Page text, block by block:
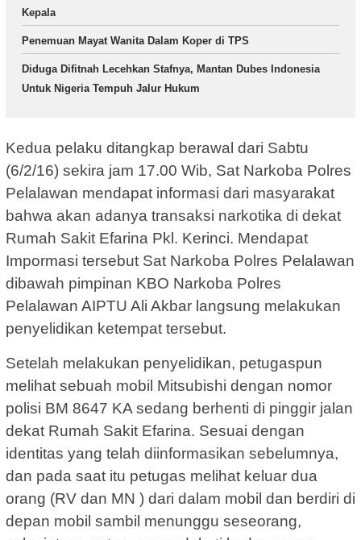
Kepala
Penemuan Mayat Wanita Dalam Koper di TPS
Diduga Difitnah Lecehkan Stafnya, Mantan Dubes Indonesia
Untuk Nigeria Tempuh Jalur Hukum
Kedua pelaku ditangkap berawal dari Sabtu
(6/2/16) sekira jam 17.00 Wib, Sat Narkoba Polres
Pelalawan mendapat informasi dari masyarakat
bahwa akan adanya transaksi narkotika di dekat
Rumah Sakit Efarina Pkl. Kerinci. Mendapat
Impormasi tersebut Sat Narkoba Polres Pelalawan
dibawah pimpinan KBO Narkoba Polres
Pelalawan AIPTU Ali Akbar langsung melakukan
penyelidikan ketempat tersebut.
Setelah melakukan penyelidikan, petugaspun
melihat sebuah mobil Mitsubishi dengan nomor
polisi BM 8647 KA sedang berhenti di pinggir jalan
dekat Rumah Sakit Efarina. Sesuai dengan
identitas yang telah diinformasikan sebelumnya,
dan pada saat itu petugas melihat keluar dua
orang (RV dan MN ) dari dalam mobil dan berdiri di
depan mobil sambil menunggu seseorang,